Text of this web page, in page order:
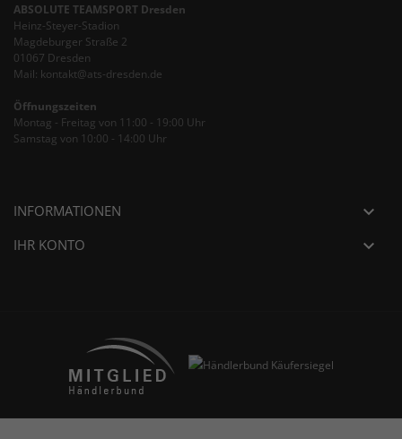
ABSOLUTE TEAMSPORT Dresden
Heinz-Steyer-Stadion
Magdeburger Straße 2
01067 Dresden
Mail: kontakt@ats-dresden.de
Öffnungszeiten
Montag - Freitag von 11:00 - 19:00 Uhr
Samstag von 10:00 - 14:00 Uhr
INFORMATIONEN 
IHR KONTO 